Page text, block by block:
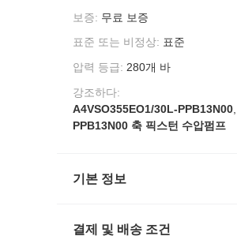
보증: 무료 보증
표준 또는 비정상: 표준
압력 등급: 280개 바
강조하다:
A4VSO355EO1/30L-PPB13N00
PPB13N00 축 픽스턴 수압펌프
기본 정보
결제 및 배송 조건